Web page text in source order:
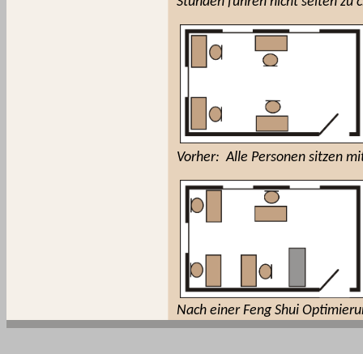
Vorher: Alle Personen sitzen
Nach einer Feng Shui